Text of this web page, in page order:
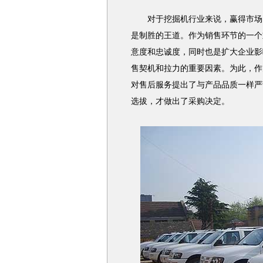
对于挖掘机行业来说，赢得市场
是制胜的王道。作为销售环节的一
意度和忠诚度，同时也是扩大企业
售契机和拉力的重要因素。为此，
对售后服务提出了与产品品质一样
选拔，才做出了采购决定。